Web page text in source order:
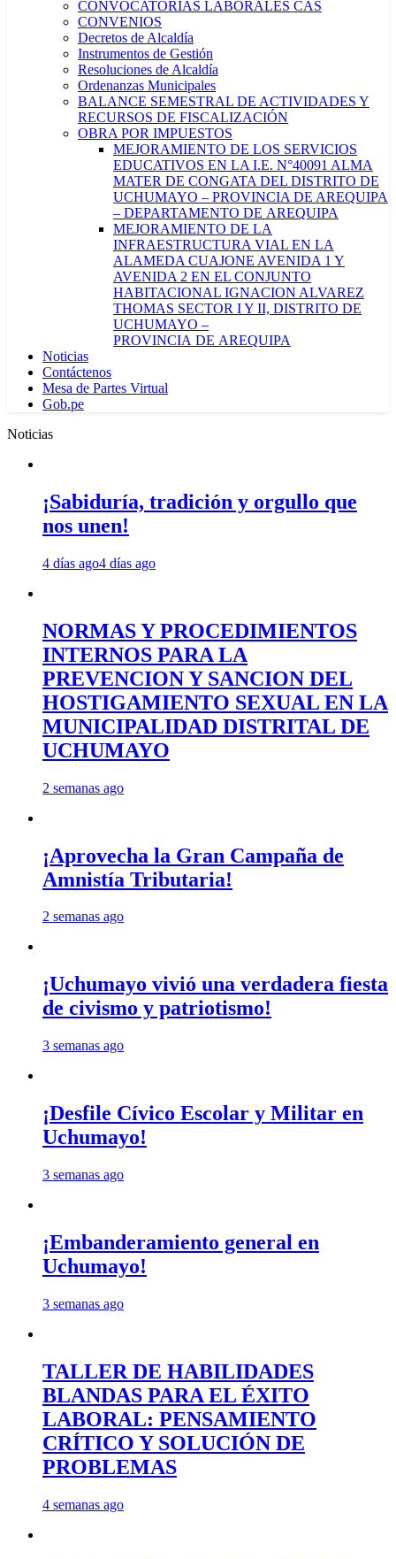
CONVOCATORIAS LABORALES CAS
CONVENIOS
Decretos de Alcaldía
Instrumentos de Gestión
Resoluciones de Alcaldía
Ordenanzas Municipales
BALANCE SEMESTRAL DE ACTIVIDADES Y
RECURSOS DE FISCALIZACIÓN
OBRA POR IMPUESTOS
MEJORAMIENTO DE LOS SERVICIOS
EDUCATIVOS EN LA I.E. N°40091 ALMA
MATER DE CONGATA DEL DISTRITO DE
UCHUMAYO – PROVINCIA DE AREQUIPA
– DEPARTAMENTO DE AREQUIPA
MEJORAMIENTO DE LA
INFRAESTRUCTURA VIAL EN LA
ALAMEDA CUAJONE AVENIDA 1 Y
AVENIDA 2 EN EL CONJUNTO
HABITACIONAL IGNACION ALVAREZ
THOMAS SECTOR I Y II, DISTRITO DE
UCHUMAYO –
PROVINCIA DE AREQUIPA
Noticias
Contáctenos
Mesa de Partes Virtual
Gob.pe
Noticias
¡Sabiduría, tradición y orgullo que
nos unen!
4 días ago4 días ago
NORMAS Y PROCEDIMIENTOS
INTERNOS PARA LA
PREVENCION Y SANCION DEL
HOSTIGAMIENTO SEXUAL EN LA
MUNICIPALIDAD DISTRITAL DE
UCHUMAYO
2 semanas ago
¡Aprovecha la Gran Campaña de
Amnistía Tributaria!
2 semanas ago
¡Uchumayo vivió una verdadera fiesta
de civismo y patriotismo!
3 semanas ago
¡Desfile Cívico Escolar y Militar en
Uchumayo!
3 semanas ago
¡Embanderamiento general en
Uchumayo!
3 semanas ago
TALLER DE HABILIDADES
BLANDAS PARA EL ÉXITO
LABORAL: PENSAMIENTO
CRÍTICO Y SOLUCIÓN DE
PROBLEMAS
4 semanas ago